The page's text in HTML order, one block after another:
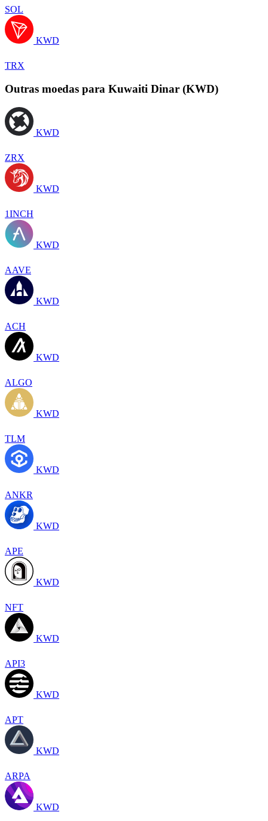
SOL
KWD
TRX
Outras moedas para Kuwaiti Dinar (KWD)
KWD
ZRX
KWD
1INCH
KWD
AAVE
KWD
ACH
KWD
ALGO
KWD
TLM
KWD
ANKR
KWD
APE
KWD
NFT
KWD
API3
KWD
APT
KWD
ARPA
KWD